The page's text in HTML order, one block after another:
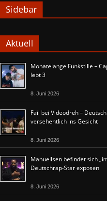
Sidebar
Aktuell
Monatelange Funkstille –
lebt 3
8. Juni 2026
Fail bei Videodreh –
versehentlich ins Gesicht
8. Juni 2026
Manuellsen befindet sich
Deutschrap-Star exposen
8. Juni 2026